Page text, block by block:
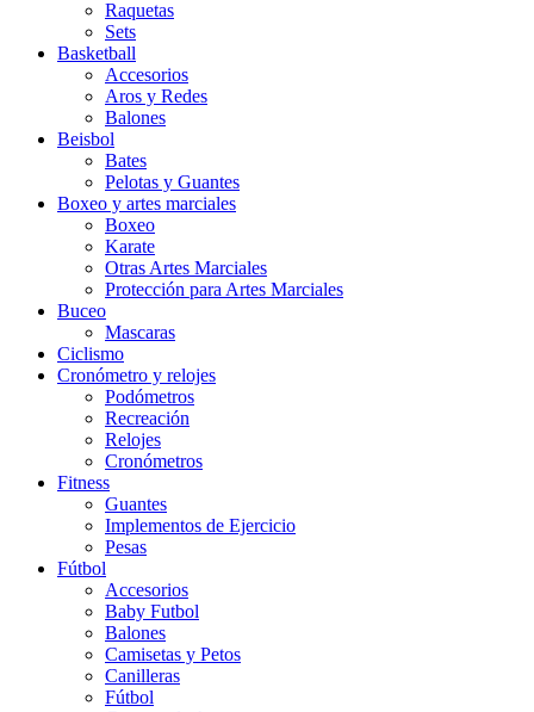
Raquetas
Sets
Basketball
Accesorios
Aros y Redes
Balones
Beisbol
Bates
Pelotas y Guantes
Boxeo y artes marciales
Boxeo
Karate
Otras Artes Marciales
Protección para Artes Marciales
Buceo
Mascaras
Ciclismo
Cronómetro y relojes
Podómetros
Recreación
Relojes
Cronómetros
Fitness
Guantes
Implementos de Ejercicio
Pesas
Fútbol
Accesorios
Baby Futbol
Balones
Camisetas y Petos
Canilleras
Fútbol